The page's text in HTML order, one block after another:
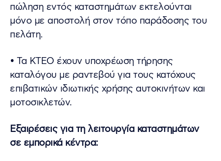
πώληση εντός καταστημάτων εκτελούνται
μόνο με αποστολή στον τόπο παράδοσης του
πελάτη.
• Τα ΚΤΕΟ έχουν υποχρέωση τήρησης
καταλόγου με ραντεβού για τους κατόχους
επιβατικών ιδιωτικής χρήσης αυτοκινήτων και
μοτοσικλετών.
Εξαιρέσεις για τη λειτουργία καταστημάτων
σε εμπορικά κέντρα: